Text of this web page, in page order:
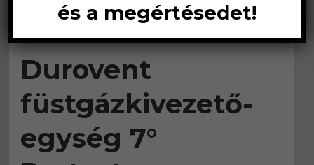
Durovent
füstgázkivezető-
egység 7°
és a megértésedet!